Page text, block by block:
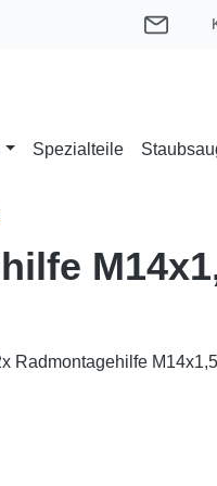
Spezialteile